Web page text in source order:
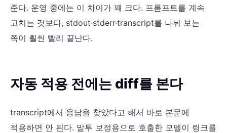
준다. 운영 중에는 이 차이가 꽤 크다. 프롬프트를 계속
고치는 것보다, stdout·stderr·transcript를 나눠 보는
쪽이 훨씬 빨리 끝난다.
자동 적용 전에는 diff를 본다
transcript에서 응답을 찾았다고 해서 바로 본문에
적용하면 안 된다. 말투 보정용으로 호출한 모델이 링크를